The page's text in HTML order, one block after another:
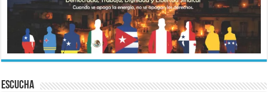
ESCUCHA